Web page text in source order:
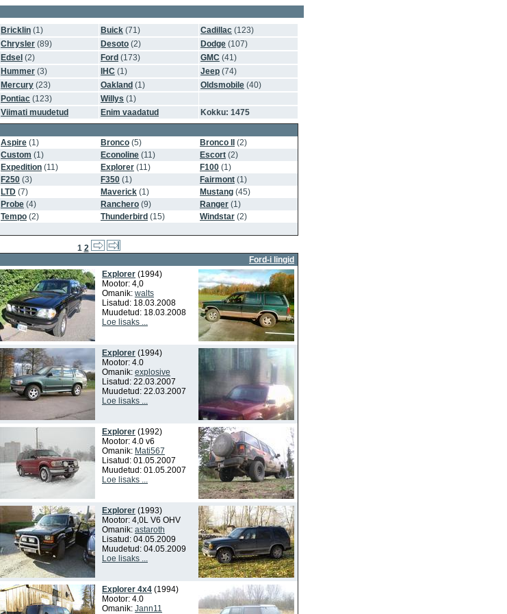
Bricklin (1) Buick (71) Cadillac (123)
Chrysler (89) Desoto (2) Dodge (107)
Edsel (2) Ford (173) GMC (41)
Hummer (3) IHC (1) Jeep (74)
Mercury (23) Oakland (1) Oldsmobile (40)
Pontiac (123) Willys (1)
Viimati muudetud Enim vaadatud
Kokku: 1475
Aspire (1) Bronco (5) Bronco II
(2)
Custom (1) Econoline (11) Escort (2)
Expedition (11) Explorer (11) F100 (1)
F250 (3) F350 (1) Fairmont (1)
LTD (7) Maverick (1) Mustang (45)
Probe (4) Ranchero (9) Ranger (1)
Tempo (2) Thunderbird (15) Windstar (2)
1 2
Ford-i lingid
Explorer (1994)
Mootor: 4,0
Omanik: walts
Lisatud: 18.03.2008
Muudetud: 18.03.2008
Loe lisaks ...
Explorer (1994)
Mootor: 4.0
Omanik: explosive
Lisatud: 22.03.2007
Muudetud: 22.03.2007
Loe lisaks ...
Explorer (1992)
Mootor: 4.0 v6
Omanik: Mati567
Lisatud: 01.05.2007
Muudetud: 01.05.2007
Loe lisaks ...
Explorer (1993)
Mootor: 4,0L V6 OHV
Omanik: astaroth
Lisatud: 04.05.2009
Muudetud: 04.05.2009
Loe lisaks ...
Explorer 4x4 (1994)
Mootor: 4.0
Omanik: Jann11